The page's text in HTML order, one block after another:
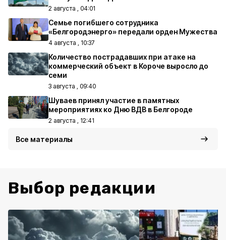
2 августа , 04:01
Семье погибшего сотрудника
«Белгородэнерго» передали орден Мужества
4 августа , 10:37
Количество пострадавших при атаке на
коммерческий объект в Короче выросло до
семи
3 августа , 09:40
Шуваев принял участие в памятных
мероприятиях ко Дню ВДВ в Белгороде
2 августа , 12:41
Все материалы
Выбор редакции